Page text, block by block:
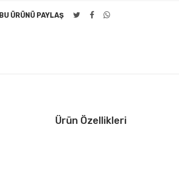
BU ÜRÜNÜ PAYLAŞ
Ürün Özellikleri